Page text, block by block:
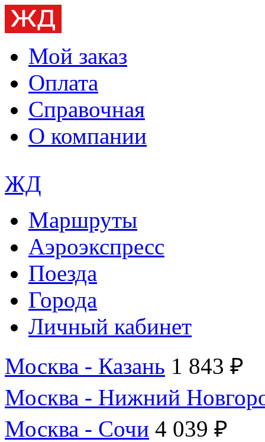
Мой заказ
Оплата
Справочная
О компании
ЖД
Маршруты
Аэроэкспресс
Поезда
Города
Личный кабинет
Москва - Казань 1 843 ₽
Москва - Нижний
Москва - Сочи 4 039 ₽